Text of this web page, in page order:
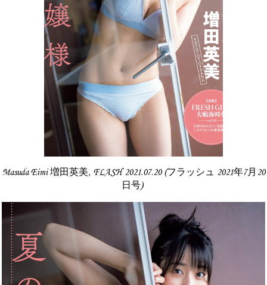
Masuda Eimi 増田英美, FLASH 2021.07.20 (フラッシュ 2021年7月20
日号)